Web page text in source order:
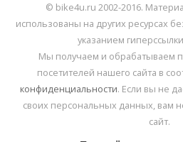
© bike4u.ru 2002-2016.
использованы на других ресурсах
указанием
Мы получаем и обрабатываем
посетителей нашего сайта в
конфиденциальности. Если вы не
своих персональных данных, вам
сайт.